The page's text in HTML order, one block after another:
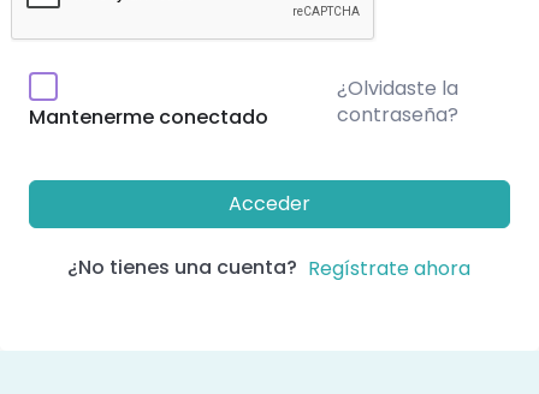
Mantenerme conectado
¿Olvidaste la
contraseña?
Acceder
¿No tienes una cuenta? Regístrate ahora